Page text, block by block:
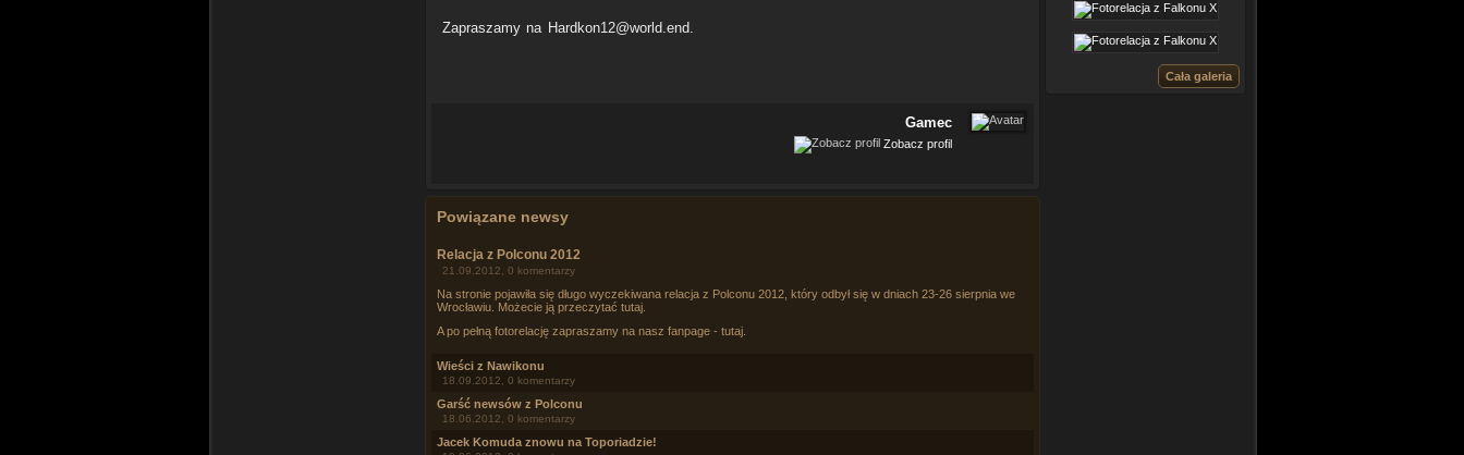
Zapraszamy na Hardkon12@world.end.
Gamec
Zobacz profil
Powiązane newsy
Relacja z Polconu 2012
21.09.2012, 0 komentarzy
Na stronie pojawiła się długo wyczekiwana relacja z Polconu 2012, który odbył się w dniach 23-26 sierpnia we
Wrocławiu. Możecie ją przeczytać tutaj
A po pełną fotorelację zapraszamy na nasz fanpage - tutaj
Wieści z Nawikonu
18.09.2012, 0 komentarzy
Garść newsów z Polconu
18.06.2012, 0 komentarzy
Jacek Komuda znowu na Toporiadzie!
Cała galeria